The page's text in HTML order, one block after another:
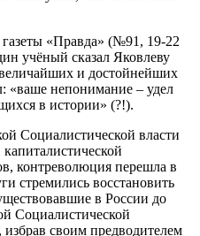
«Правда» (№91, 19-22
учёный сказал Яковлеву
и достойнейших
«ваше непонимание – удел
в истории» (?!).
власти
контреволюция перешла в
стремились восстановить
в России до
Социалистической
своим предводителем